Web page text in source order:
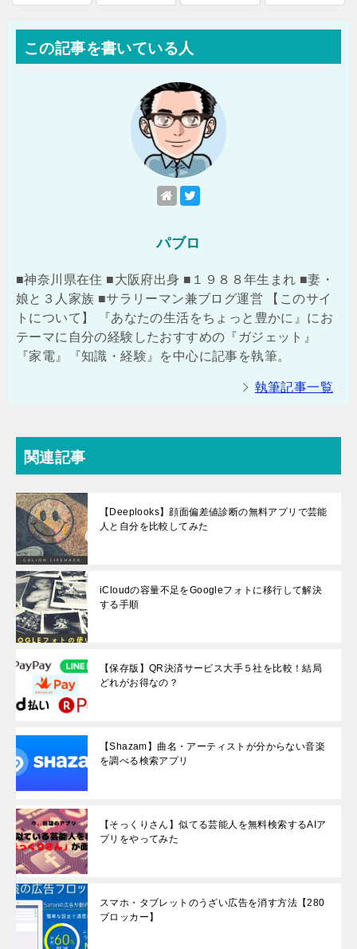
この記事を書いている人
パブロ
■神奈川県在住 ■大阪府出身 ■１９８８年生まれ ■妻・
娘と３人家族 ■サラリーマン兼ブログ運営 【このサイ
トについて】 『あなたの生活をちょっと豊かに』にお
テーマに自分の経験したおすすめの『ガジェット』
『家電』『知識・経験』を中心に記事を執筆。
執筆記事一覧
関連記事
【Deeplooks】顔面偏差値診断の無料アプリで芸能
人と自分を比較してみた
iCloudの容量不足をGoogleフォトに移行して解決
する手順
【保存版】QR決済サービス大手５社を比較！結局
どれがお得なの？
【Shazam】曲名・アーティストが分からない音楽
を調べる検索アプリ
【そっくりさん】似てる芸能人を無料検索するAIア
プリをやってみた
スマホ・タブレットのうざい広告を消す方法【280
ブロッカー】